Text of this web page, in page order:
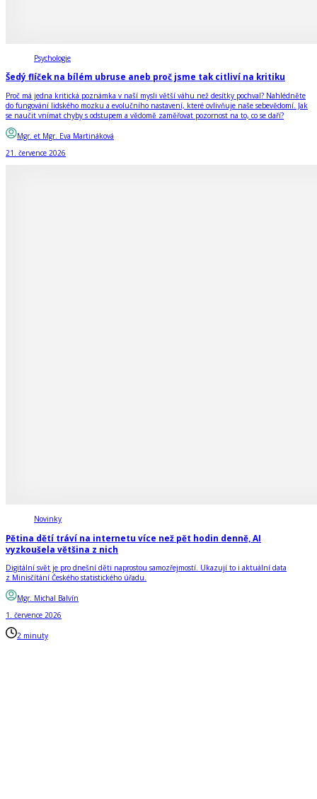
Psychologie
Šedý flíček na bílém ubruse aneb proč jsme tak citliví na kritiku
Proč má jedna kritická poznámka v naší mysli větší váhu než desítky pochval? Nahlédněte
do fungování lidského mozku a evolučního nastavení, které ovlivňuje naše sebevědomí. Jak
se naučit vnímat chyby s odstupem a vědomě zaměřovat pozornost na to, co se daří?
Mgr. et Mgr. Eva Martináková
21. července 2026
Novinky
Pětina dětí tráví na internetu více než pět hodin denně, AI
vyzkoušela většina z nich
Digitální svět je pro dnešní děti naprostou samozřejmostí. Ukazují to i aktuální data
z Minisčítání Českého statistického úřadu.
Mgr. Michal Balvín
1. července 2026
2 minuty